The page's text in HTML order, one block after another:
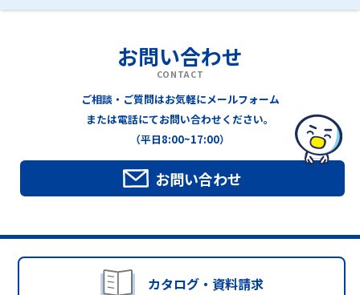
お問い合わせ
CONTACT
ご相談・ご質問はお気軽にメールフォーム
または電話にてお問い合わせください。
（平日8:00~17:00）
お問い合わせ
カタログ・資料請求